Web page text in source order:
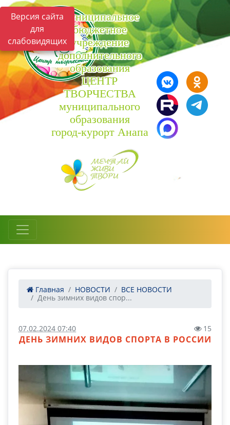
Версия сайта
для
слабовидящих
Муниципальное
бюджетное
учреждение
дополнительного
образования
ЦЕНТР
ТВОРЧЕСТВА
муниципального
образования
город-курорт Анапа
Главная НОВОСТИ
ВСЕ НОВОСТИ
День зимних видов спор...
07.02.2024 07:40 15
ДЕНЬ ЗИМНИХ ВИДОВ СПОРТА В РОССИИ